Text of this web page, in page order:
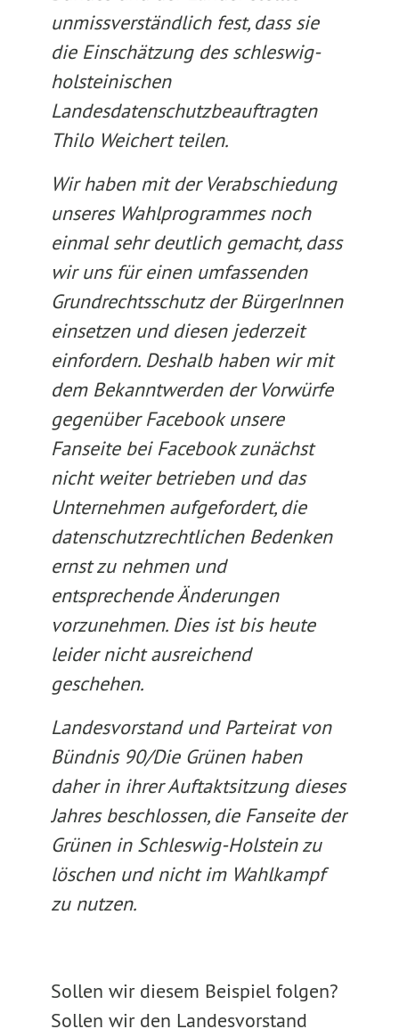
unmissverständlich fest, dass sie
die Einschätzung des schleswig-
holsteinischen
Landesdatenschutzbeauftragten
Thilo Weichert teilen.
Wir haben mit der Verabschiedung
unseres Wahlprogrammes noch
einmal sehr deutlich gemacht, dass
wir uns für einen umfassenden
Grundrechtsschutz der BürgerInnen
einsetzen und diesen jederzeit
einfordern. Deshalb haben wir mit
dem Bekanntwerden der Vorwürfe
gegenüber Facebook unsere
Fanseite bei Facebook zunächst
nicht weiter betrieben und das
Unternehmen aufgefordert, die
datenschutzrechtlichen Bedenken
ernst zu nehmen und
entsprechende Änderungen
vorzunehmen. Dies ist bis heute
leider nicht ausreichend
geschehen.
Landesvorstand und Parteirat von
Bündnis 90/Die Grünen haben
daher in ihrer Auftaktsitzung dieses
Jahres beschlossen, die Fanseite der
Grünen in Schleswig-Holstein zu
löschen und nicht im Wahlkampf
zu nutzen.
Sollen wir diesem Beispiel folgen?
Sollen wir den Landesvorstand